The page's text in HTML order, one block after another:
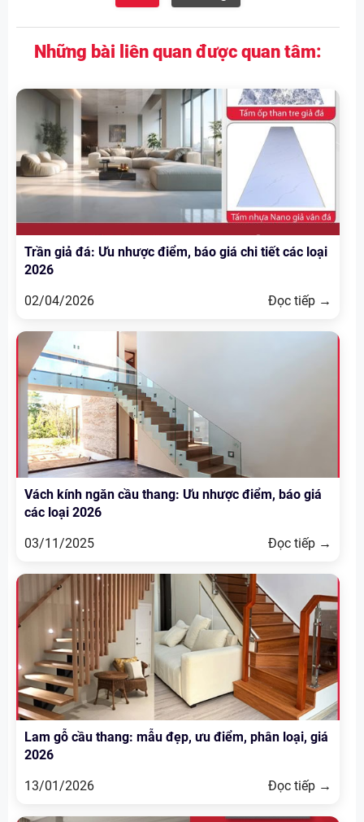
Những bài liên quan được quan tâm:
Trần giả đá: Ưu nhược điểm, báo giá chi tiết các loại
2026
02/04/2026
Đọc tiếp →
Vách kính ngăn cầu thang: Ưu nhược điểm, báo giá
các loại 2026
03/11/2025
Đọc tiếp →
Lam gỗ cầu thang: mẫu đẹp, ưu điểm, phân loại, giá
2026
13/01/2026
Đọc tiếp →